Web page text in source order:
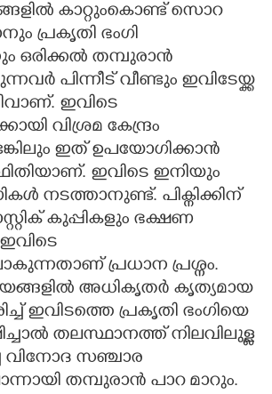
കാറ്റുംകൊണ്ട് സൊറ
പ്രകൃതി ഭംഗി
ഒരിക്കൽ തമ്പുരാൻ
പിന്നീട് വീണ്ടും ഇവിടേയ്ക്ക
ഇവിടെ
വിശ്രമ കേന്ദ്രം
ഇത് ഉപയോഗിക്കാൻ
ഇവിടെ ഇനിയും
നടത്താനുണ്ട്. പിക്നിക്കിന്
കുപ്പികളും ഭക്ഷണ
പ്രധാന പ്രശ്നം.
അധികൃതർ കൃത്യമായ
ഇവിടത്തെ പ്രകൃതി ഭംഗിയെ
തലസ്ഥാനത്ത് നിലവിലുള്ള
വിനോദ സ‌ഞ്ചാര
തമ്പുരാൻ പാറ മാറും.